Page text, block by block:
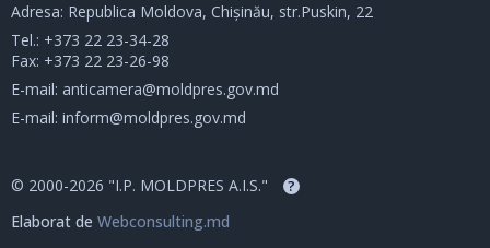
Adresa: Republica Moldova, Chișinău, str.Puskin, 22
Tel.: +373 22 23-34-28
Fax: +373 22 23-26-98
E-mail: anticamera@moldpres.gov.md
E-mail: inform@moldpres.gov.md
© 2000-2026 "I.P. MOLDPRES A.I.S." ?
Elaborat de Webconsulting.md